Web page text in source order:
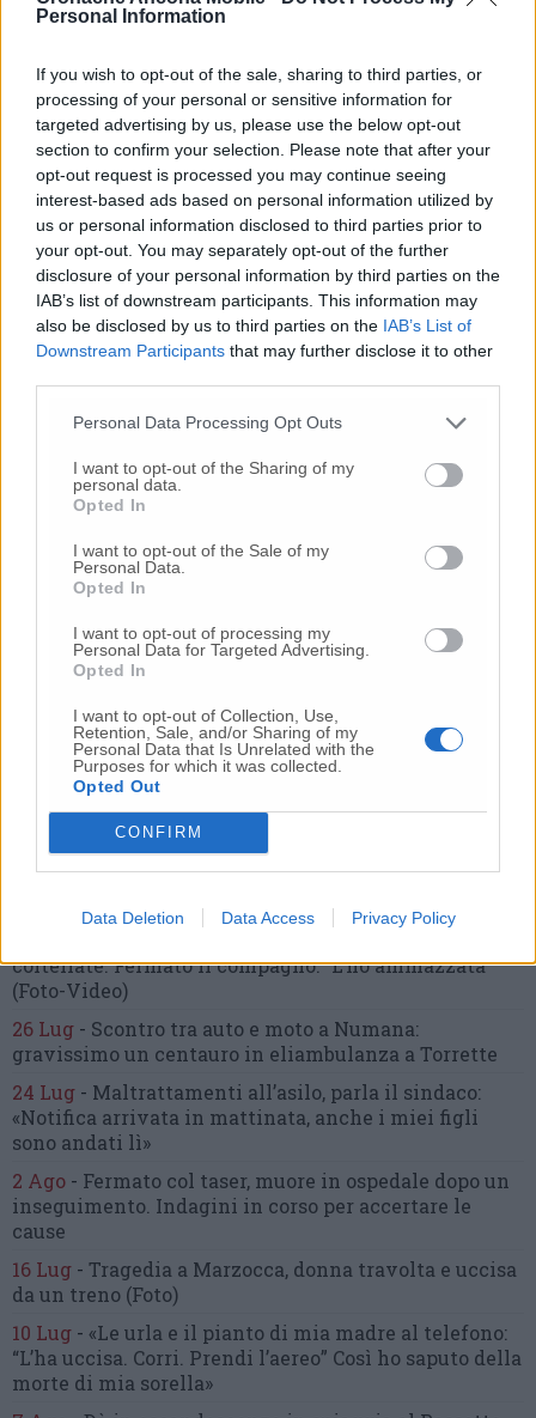
Personal Information
If you wish to opt-out of the sale, sharing to third parties, or
processing of your personal or sensitive information for
targeted advertising by us, please use the below opt-out
section to confirm your selection. Please note that after your
opt-out request is processed you may continue seeing
interest-based ads based on personal information utilized by
us or personal information disclosed to third parties prior to
your opt-out. You may separately opt-out of the further
disclosure of your personal information by third parties on the
IAB’s list of downstream participants. This information may
also be disclosed by us to third parties on the IAB’s List of
Downstream Participants that may further disclose it to other
Personal Data Processing Opt Outs
I want to opt-out of the Sharing of my
personal data.
Opted In
I want to opt-out of the Sale of my
Personal Data.
Opted In
I want to opt-out of processing my
Personal Data for Targeted Advertising.
Opted In
I want to opt-out of Collection, Use,
Retention, Sale, and/or Sharing of my
Personal Data that Is Unrelated with the
Purposes for which it was collected.
Opted Out
CONFIRM
Data Deletion Data Access Privacy Policy
Un’auto in divieto
© RIPRODUZIONE RISERVATA
Vai alla home
Commenti
Nessun commento presente
Commenta
Commenta l'articolo
Gli articoli più letti
24 Lug-Bimbi costretti a colpirsi da solie lasciati al
orrore all’asilo, arrestate due educatrici
10 Lug-Luigia Fortunato,l’ennesimo femminicidio:
coltellate.Fermato il compagno: “L’ho ammazzata”
(Foto-Video)
26 Lug - Scontro tra auto e moto a Numana:
gravissimo un centauro in eliambulanza a Torrette
24 Lug - Maltrattamenti all’asilo, parla il sindaco:
«Notifica arrivata in mattinata, anche i miei figli
sono andati lì»
2 Ago - Fermato col taser, muore in ospedale dopo un
inseguimento. Indagini in corso per accertare le
cause
16 Lug - Tragedia a Marzocca, donna travolta e uccisa
da un treno (Foto)
10 Lug - «Le urla e il pianto di mia madre al telefono:
“L’ha uccisa. Corri. Prendi l’aereo” Così ho saputo della
morte di mia sorella»